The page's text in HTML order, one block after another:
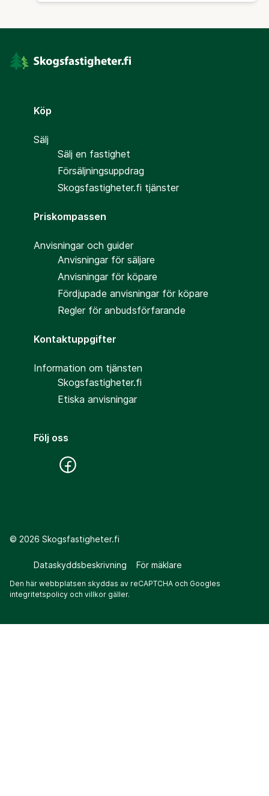
Köp
Sälj
Sälj en fastighet
Försäljningsuppdrag
Skogsfastigheter.fi tjänster
Priskompassen
Anvisningar och guider
Anvisningar för säljare
Anvisningar för köpare
Fördjupade anvisningar för köpare
Regler för anbudsförfarande
Kontaktuppgifter
Information om tjänsten
Skogsfastigheter.fi
Etiska anvisningar
Följ oss
© 2026 Skogsfastigheter.fi
Dataskyddsbeskrivning För mäklare
Den här webbplatsen skyddas av reCAPTCHA och Googles
integritetspolicy och villkor gäller.